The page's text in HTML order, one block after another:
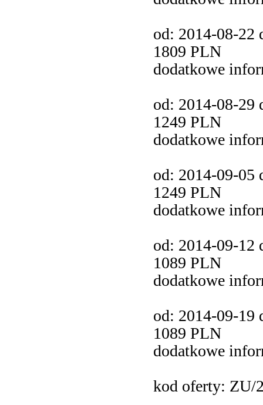
od: 2014-08-22
1809 PLN
dodatkowe
od: 2014-08-29
1249 PLN
dodatkowe
od: 2014-09-05
1249 PLN
dodatkowe
od: 2014-09-12
1089 PLN
dodatkowe
od: 2014-09-19
1089 PLN
dodatkowe
kod oferty: ZU/